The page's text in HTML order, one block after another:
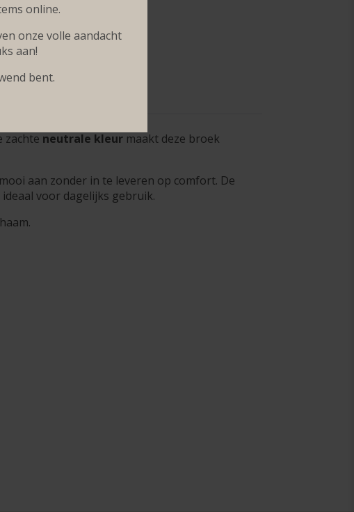
zachte neutrale kleur maakt deze broek
aan zonder in te leveren op comfort. De
voor dagelijks gebruik.
online.
onze volle aandacht
aan!
bent.